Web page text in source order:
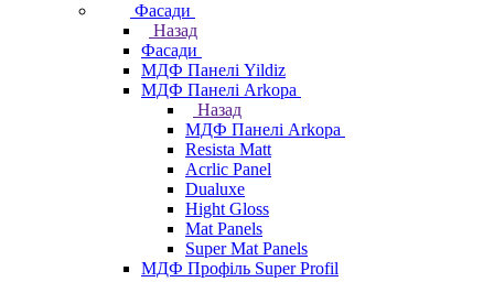
Фасади
Назад
Фасади
МДФ Панелі Yildiz
МДФ Панелі Arkopa
Назад
МДФ Панелі Arkopa
Resista Matt
Acrlic Panel
Dualuxe
Hight Gloss
Mat Panels
Super Mat Panels
МДФ Профіль Super Profil